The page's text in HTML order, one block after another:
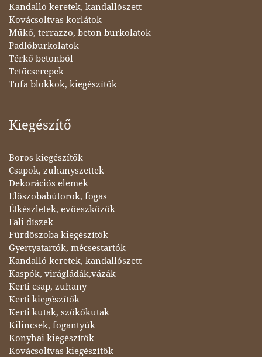
Kandalló keretek, kandallószett
Kovácsoltvas korlátok
Műkő, terrazzo, beton burkolatok
Padlóburkolatok
Térkő betonból
Tetőcserepek
Tufa blokkok, kiegészítők
Kiegészítő
Boros kiegészítők
Csapok, zuhanyszettek
Dekorációs elemek
Előszobabútorok, fogas
Étkészletek, evőeszközök
Fali díszek
Fürdőszoba kiegészítők
Gyertyatartók, mécsestartók
Kandalló keretek, kandallószett
Kaspók, virágládák,vázák
Kerti csap, zuhany
Kerti kiegészítők
Kerti kutak, szökőkutak
Kilincsek, fogantyúk
Konyhai kiegészítők
Kovácsoltvas kiegészítők